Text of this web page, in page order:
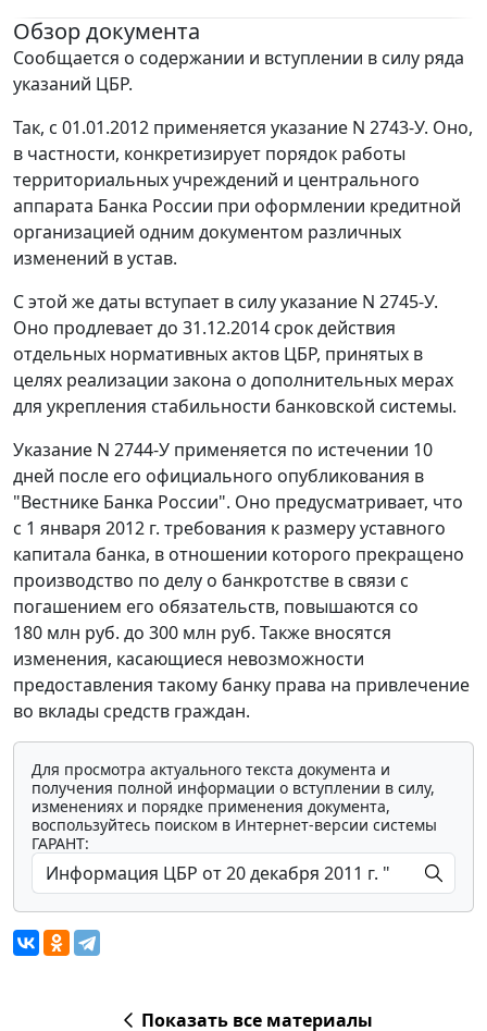
Обзор документа
Сообщается о содержании и вступлении в силу ряда
указаний ЦБР.
Так, с 01.01.2012 применяется указание N 2743-У. Оно,
в частности, конкретизирует порядок работы
территориальных учреждений и центрального
аппарата Банка России при оформлении кредитной
организацией одним документом различных
изменений в устав.
С этой же даты вступает в силу указание N 2745-У.
Оно продлевает до 31.12.2014 срок действия
отдельных нормативных актов ЦБР, принятых в
целях реализации закона о дополнительных мерах
для укрепления стабильности банковской системы.
Указание N 2744-У применяется по истечении 10
дней после его официального опубликования в
"Вестнике Банка России". Оно предусматривает, что
c 1 января 2012 г. требования к размеру уставного
капитала банка, в отношении которого прекращено
производство по делу о банкротстве в связи с
погашением его обязательств, повышаются со
180 млн руб. до 300 млн руб. Также вносятся
изменения, касающиеся невозможности
предоставления такому банку права на привлечение
во вклады средств граждан.
Для просмотра актуального текста документа и
получения полной информации о вступлении в силу,
изменениях и порядке применения документа,
воспользуйтесь поиском в Интернет-версии системы
ГАРАНТ:
Показать все материалы